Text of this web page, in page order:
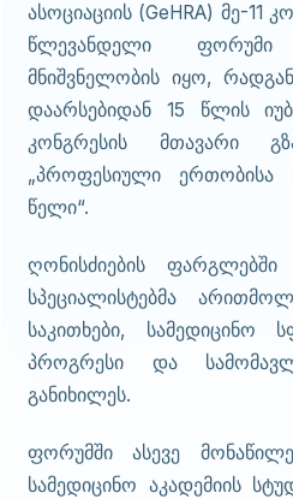
ასოციაციის (GeHRA) მე-11
წლევანდელი ფორუმი
მნიშვნელობის იყო,
დაარსებიდან 15 წლის
კონგრესის მთავარი
„პროფესიული ერთობისა
წელი“.
ღონისძიების ფარგლებში
სპეციალისტებმა
საკითხები, სამედიცინო
პროგრესი და
განიხილეს.
ფორუმში ასევე
სამედიცინო აკადემიის